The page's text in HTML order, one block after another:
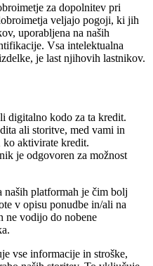
za dopolnitev pri
veljajo pogoji, ki jih
uporabljena na naših
Vsa intelektualna
je last njihovih lastnikov.
digitalno kodo za ta kredit.
ali storitve, med vami in
ko aktivirate kredit.
je odgovoren za možnost
platformah je čim bolj
v opisu ponudbe in/ali na
ne vodijo do nobene
vse informacije in stroške,